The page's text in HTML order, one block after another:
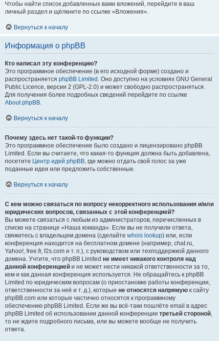
Чтобы найти список добавленных вами вложений, перейдите в ваш
личный раздел и щёлкните по ссылке «Вложения».
Вернуться к началу
Информация о phpBB
Кто написал эту конференцию?
Это программное обеспечение (в его исходной форме) создано и
распространяется phpBB Limited . Оно доступно на условиях GNU General
Public Licence, версии 2 (GPL-2.0) и может свободно распространяться.
Для получения более подробных сведений перейдите по ссылке
About phpBB.
Вернуться к началу
Почему здесь нет такой-то функции?
Это программное обеспечение было создано и лицензировано phpBB
Limited. Если вы считаете, что какая-то функция должна быть добавлена,
посетите Центр идей phpBB, где можно отдать свой голос за уже
поданные идеи или предложить собственные.
Вернуться к началу
С кем можно связаться по вопросу некорректного использования и/или
юридических вопросов, связанных с этой конференцией?
Вы можете связаться с любым из администраторов, перечисленных в
списке на странице «Наша команда». Если вы не получили ответа,
свяжитесь с владельцем домена (сделайте whois lookup) или, если
конференция находится на бесплатном домене (например, chat.ru,
Yahoo!, free.fr, f2s.com и т. п.), с руководством или техподдержкой данного
домена. Учтите, что phpBB Limited не имеет никакого контроля над
данной конференцией и не может нести никакой ответственности за то,
кем и как данная конференция используется. Не обращайтесь к phpBB
Limited по юридическим вопросам (о приостановке работы конференции,
ответственности за неё и т. д.), которые не относятся напрямую к сайту
phpBB.com или которые частично относятся к программному
обеспечению phpBB Limited. Если же вы всё-таки пошлёте email в адрес
phpBB Limited об использовании данной конференции третьей стороной,
то не ждите подробного письма, или вы можете вообще не получить
ответа.